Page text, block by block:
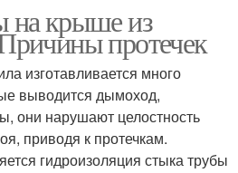
на крыше из
протечек
изготавливается много
выводится дымоход,
они нарушают целостность
приводя к протечкам.
гидроизоляция стыка трубы